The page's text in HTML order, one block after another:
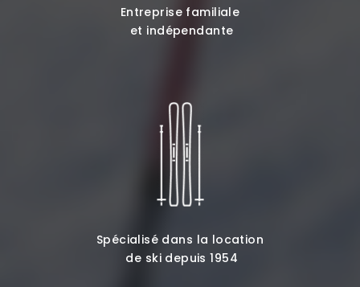
Entreprise familiale
et indépendante
Spécialisé dans la location
de ski depuis 1954